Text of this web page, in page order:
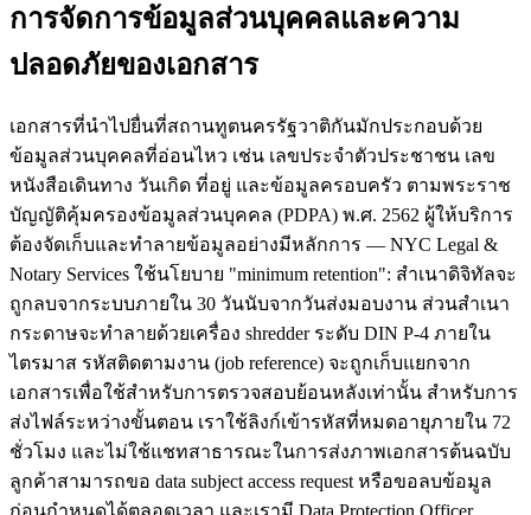
การจัดการข้อมูลส่วนบุคคลและความ
ปลอดภัยของเอกสาร
เอกสารที่นำไปยื่นที่สถานทูตนครรัฐวาติกันมักประกอบด้วย
ข้อมูลส่วนบุคคลที่อ่อนไหว เช่น เลขประจำตัวประชาชน เลข
หนังสือเดินทาง วันเกิด ที่อยู่ และข้อมูลครอบครัว ตามพระราช
บัญญัติคุ้มครองข้อมูลส่วนบุคคล (PDPA) พ.ศ. 2562 ผู้ให้บริการ
ต้องจัดเก็บและทำลายข้อมูลอย่างมีหลักการ — NYC Legal &
Notary Services ใช้นโยบาย "minimum retention": สำเนาดิจิทัลจะ
ถูกลบจากระบบภายใน 30 วันนับจากวันส่งมอบงาน ส่วนสำเนา
กระดาษจะทำลายด้วยเครื่อง shredder ระดับ DIN P-4 ภายใน
ไตรมาส รหัสติดตามงาน (job reference) จะถูกเก็บแยกจาก
เอกสารเพื่อใช้สำหรับการตรวจสอบย้อนหลังเท่านั้น สำหรับการ
ส่งไฟล์ระหว่างขั้นตอน เราใช้ลิงก์เข้ารหัสที่หมดอายุภายใน 72
ชั่วโมง และไม่ใช้แชทสาธารณะในการส่งภาพเอกสารต้นฉบับ
ลูกค้าสามารถขอ data subject access request หรือขอลบข้อมูล
ก่อนกำหนดได้ตลอดเวลา และเรามี Data Protection Officer